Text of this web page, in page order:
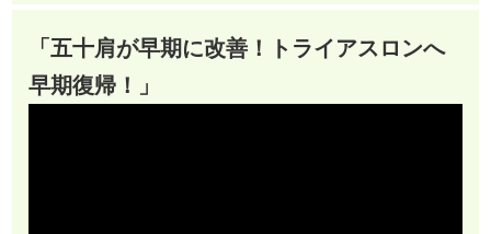
「五十肩が早期に改善！トライアスロンへ
早期復帰！」